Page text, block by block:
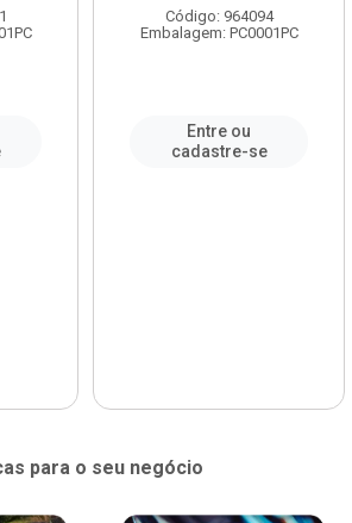
Código: 964094
Embalagem: PC0001PC
Entre ou
cadastre-se
para o seu negócio